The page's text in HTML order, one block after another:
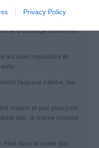
Privacy Policy
les ailes sont
et d’outillage différents
les ailes repliables et
l’espace cabine, les
majeur et pas plus pour
aile, le même cockpit
fioul dans la soute qui